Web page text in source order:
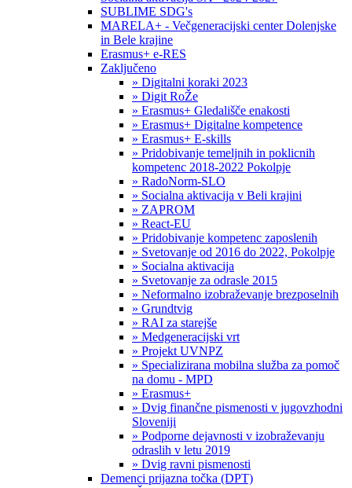
SUBLIME SDG's
MARELA+ - Večgeneracijski center Dolenjske
in Bele krajine
Erasmus+ e-RES
Zaključeno
» Digitalni koraki 2023
» Digit RoŽe
» Erasmus+ Gledališče enakosti
» Erasmus+ Digitalne kompetence
» Erasmus+ E-skills
» Pridobivanje temeljnih in poklicnih
kompetenc 2018-2022 Pokolpje
» RadoNorm-SLO
» Socialna aktivacija v Beli krajini
» ZAPROM
» React-EU
» Pridobivanje kompetenc zaposlenih
» Svetovanje od 2016 do 2022, Pokolpje
» Socialna aktivacija
» Svetovanje za odrasle 2015
» Neformalno izobraževanje brezposelnih
» Grundtvig
» RAI za starejše
» Medgeneracijski vrt
» Projekt UVNPZ
» Specializirana mobilna služba za pomoč
na domu - MPD
» Erasmus+
» Dvig finančne pismenosti v jugovzhodni
Sloveniji
» Podporne dejavnosti v izobraževanju
odraslih v letu 2019
» Dvig ravni pismenosti
Demenci prijazna točka (DPT)